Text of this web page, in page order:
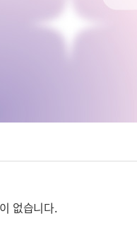
없습니다.